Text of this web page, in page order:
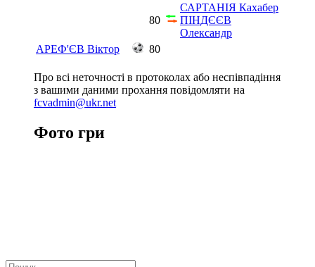
80
САРТАНІЯ Кахабер
ПІНДЄЄВ
Олександр
АРЕФ'ЄВ Віктор
80
Про всі неточності в протоколах або неспівпадіння
з вашими даними прохання повідомляти на
fcvadmin@ukr.net
Фото гри